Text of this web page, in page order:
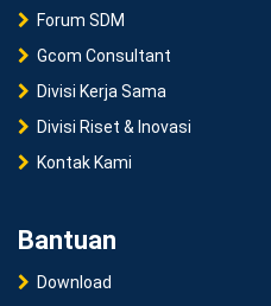
Forum SDM
Gcom Consultant
Divisi Kerja Sama
Divisi Riset & Inovasi
Kontak Kami
Bantuan
Download